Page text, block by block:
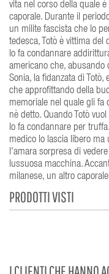
vita nel corso della quale
caporale. Durante il
un milite fascista che lo
tedesca, Totò è vittima
lo fa condannare
americano che,
Sonia, la fidanzata di
che approfittando della
memoriale nel quale gli fa
nè detto. Quando Totò
lo fa condannare per
medico lo lascia libero ma
l'amara sorpresa di
lussuosa macchina.
milanese, un altro
PRODOTTI VISTI